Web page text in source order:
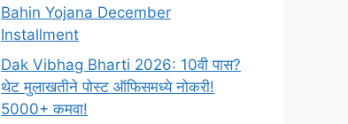
Bahin Yojana December
Installment
Dak Vibhag Bharti 2026: 10वी पास?
थेट मुलाखतीने पोस्ट ऑफिसमध्ये नोकरी!
5000+ कमवा!